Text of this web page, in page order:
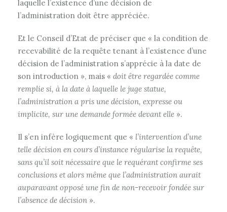
laquelle l’existence d’une décision de
l’administration doit être appréciée.
Et le Conseil d’Etat de préciser que « la condition de
recevabilité de la requête tenant à l’existence d’une
décision de l’administration s’apprécie à la date de
son introduction », mais « doit être regardée comme
remplie si, à la date à laquelle le juge statue,
l’administration a pris une décision, expresse ou
implicite, sur une demande formée devant elle ».
Il s’en infère logiquement que « l’intervention d’une
telle décision en cours d’instance régularise la requête,
sans qu’il soit nécessaire que le requérant confirme ses
conclusions et alors même que l’administration aurait
auparavant opposé une fin de non-recevoir fondée sur
l’absence de décision ».